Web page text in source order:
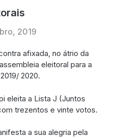
2019
afixada, no átrio da
eleitoral para a
2020.
eleita a Lista J (Juntos
trezentos e vinte votos.
a sua alegria pela